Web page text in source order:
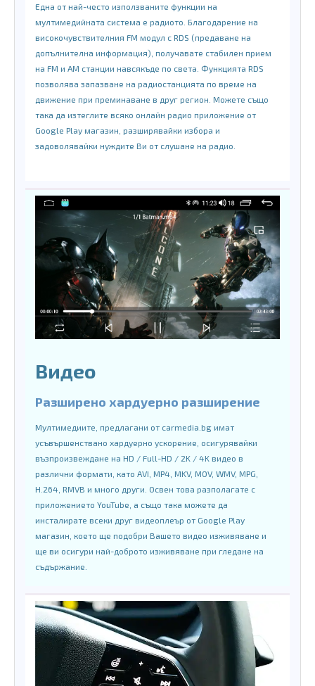
Една от най-често използваните функции на
мултимедийната система е радиото. Благодарение на
високочувствителния FM модул с RDS (предаване на
допълнителна информация), получавате стабилен прием
на FM и AM станции навсякъде по света. Функцията RDS
позволява запазване на радиостанцията по време на
движение при преминаване в друг регион. Можете също
така да изтеглите всяко онлайн радио приложение от
Google Play магазин, разширявайки избора и
задоволявайки нуждите Ви от слушане на радио.
Видео
Разширено хардуерно разширение
Мултимедиите, предлагани от carmedia.bg имат
усъвършенствано хардуерно ускорение, осигурявайки
възпроизвеждане на HD / Full-HD / 2K / 4K видео в
различни формати, като AVI, MP4, MKV, MOV, WMV, MPG,
H.264, RMVB и много други. Освен това разполагате с
приложението YouTube, а също така можете да
инсталирате всеки друг видеоплеър от Google Play
магазин, което ще подобри Вашето видео изживяване и
ще ви осигури най-доброто изживяване при гледане на
съдържание.